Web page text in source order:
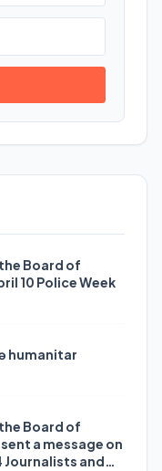
Board of
10 Police Week
humanitar
Board of
a message on
Journalists and